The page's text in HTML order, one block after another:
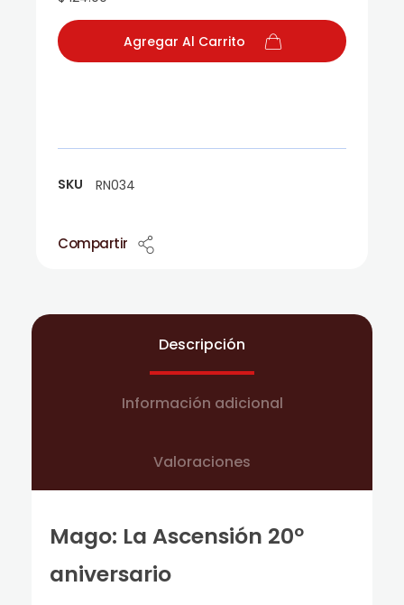
Agregar Al Carrito
Compartir
SKU RN034
Descripción
Información adicional
Valoraciones
Mago: La Ascensión 20º
aniversario